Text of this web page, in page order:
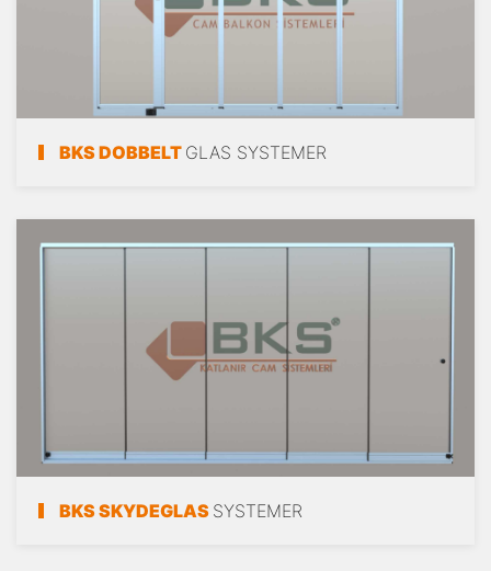
BKS DOBBELT GLAS SYSTEMER
BKS SKYDEGLAS SYSTEMER